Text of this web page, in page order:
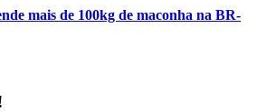
mais de 100kg de maconha na BR-